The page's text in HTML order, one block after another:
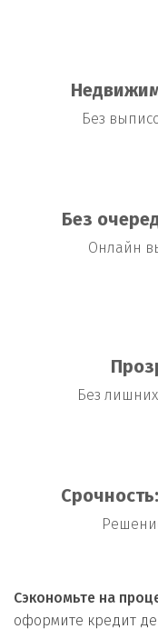
Без
Без
Онлайн
Без
Сэкономьте на
оформите кредит